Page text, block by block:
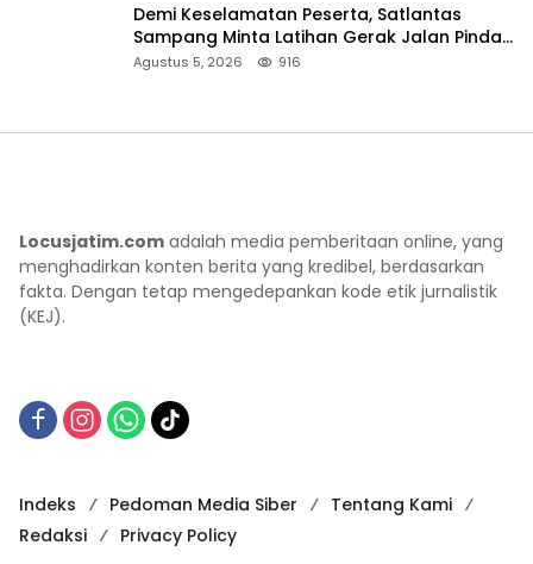
Demi Keselamatan Peserta, Satlantas
Sampang Minta Latihan Gerak Jalan Pindah
ke Lokasi Aman
Agustus 5, 2026 916
Locusjatim.com adalah media pemberitaan online, yang
menghadirkan konten berita yang kredibel, berdasarkan
fakta. Dengan tetap mengedepankan kode etik jurnalistik
(KEJ).
Indeks Pedoman Media Siber
Tentang Kami
Redaksi
Privacy Policy